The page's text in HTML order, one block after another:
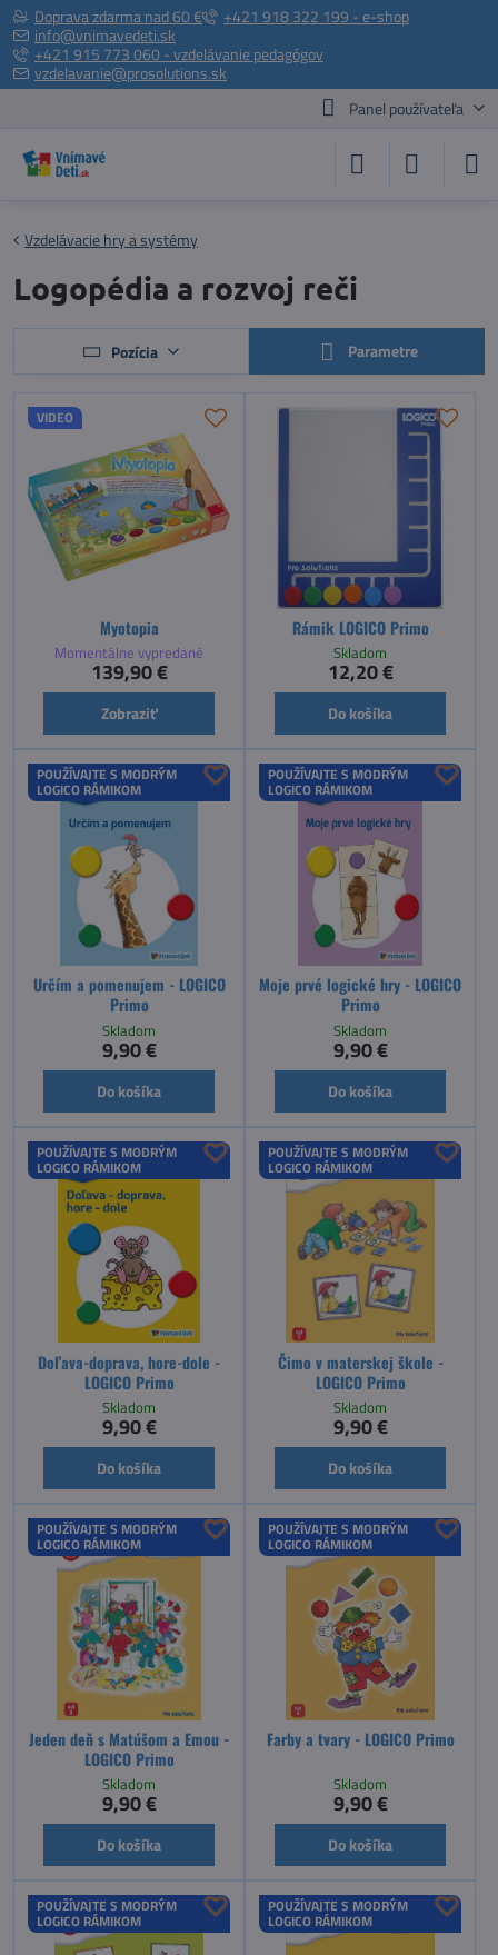
Doprava zdarma nad 60 €
+421 918 322 199 - e-shop
info@vnimavedeti.sk
+421 915 773 060 - vzdelávanie pedagógov
vzdelavanie@prosolutions.sk
Panel používateľa
Vzdelávacie hry a systémy
Logopédia a rozvoj reči
Pozícia Parametre
VIDEO
Myotopia
Momentálne vypredané
139,90 €
Zobraziť
Rámik LOGICO Primo
Skladom
12,20 €
Do košíka
POUŽÍVAJTE S MODRÝM
LOGICO RÁMIKOM
Určím a pomenujem - LOGICO
Primo
Skladom
9,90 €
Do košíka
POUŽÍVAJTE S MODRÝM
LOGICO RÁMIKOM
Moje prvé logické hry - LOGICO
Primo
Skladom
9,90 €
Do košíka
POUŽÍVAJTE S MODRÝM
LOGICO RÁMIKOM
Doľava-doprava, hore-dole -
LOGICO Primo
Skladom
9,90 €
Do košíka
POUŽÍVAJTE S MODRÝM
LOGICO RÁMIKOM
Čimo v materskej škole -
LOGICO Primo
Skladom
9,90 €
Do košíka
POUŽÍVAJTE S MODRÝM
LOGICO RÁMIKOM
Jeden deň s Matúšom a Emou -
LOGICO Primo
Skladom
9,90 €
Do košíka
POUŽÍVAJTE S MODRÝM
LOGICO RÁMIKOM
Farby a tvary - LOGICO Primo
Skladom
9,90 €
Do košíka
POUŽÍVAJTE S MODRÝM
LOGICO RÁMIKOM
POUŽÍVAJTE S MODRÝM
LOGICO RÁMIKOM